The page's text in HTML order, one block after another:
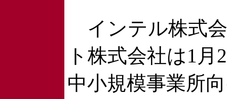
インテル株式
ト株式会社は1
中小規模事業所